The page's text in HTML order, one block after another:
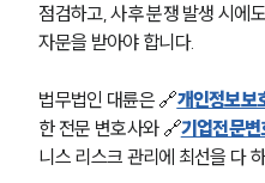
업
사례분
법
법률
고
점검하고, 사후 분쟁 발생 시에
자문을 받아야 합니다.
법무법인 대륜은 🔗개인정보보
한 전문 변호사와 🔗기업전문
니스 리스크 관리에 최선을 다